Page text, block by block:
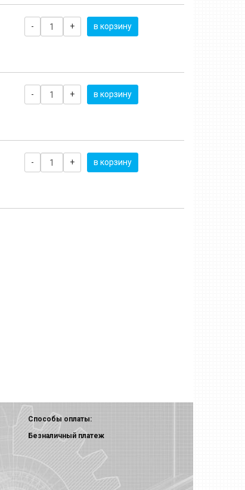
- + в корзину
- + в корзину
- + в корзину
Способы оплаты:
Безналичный платеж